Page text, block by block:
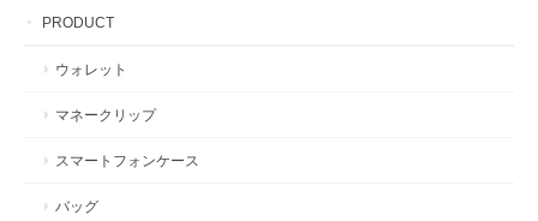
PRODUCT
ウォレット
マネークリップ
スマートフォンケース
バッグ